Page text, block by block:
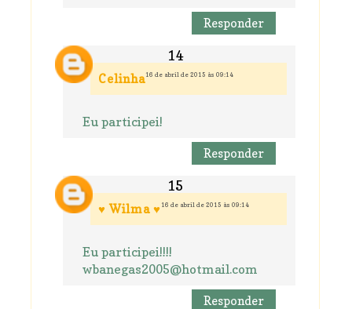
Responder
Celinha16 de abril de 2015 às 09:14
Eu participei!
Responder
♥ Wilma ♥ 16 de abril de 2015 às 09:14
Eu participei!!!!
wbanegas2005@hotmail.com
Responder